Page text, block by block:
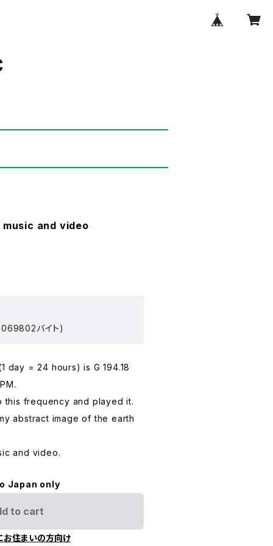
and video
バイト)
day = 24 hours) is G 194.18
this frequency and played it.
abstract image of the earth
and video.
Japan only
to cart
お住まいの方向け